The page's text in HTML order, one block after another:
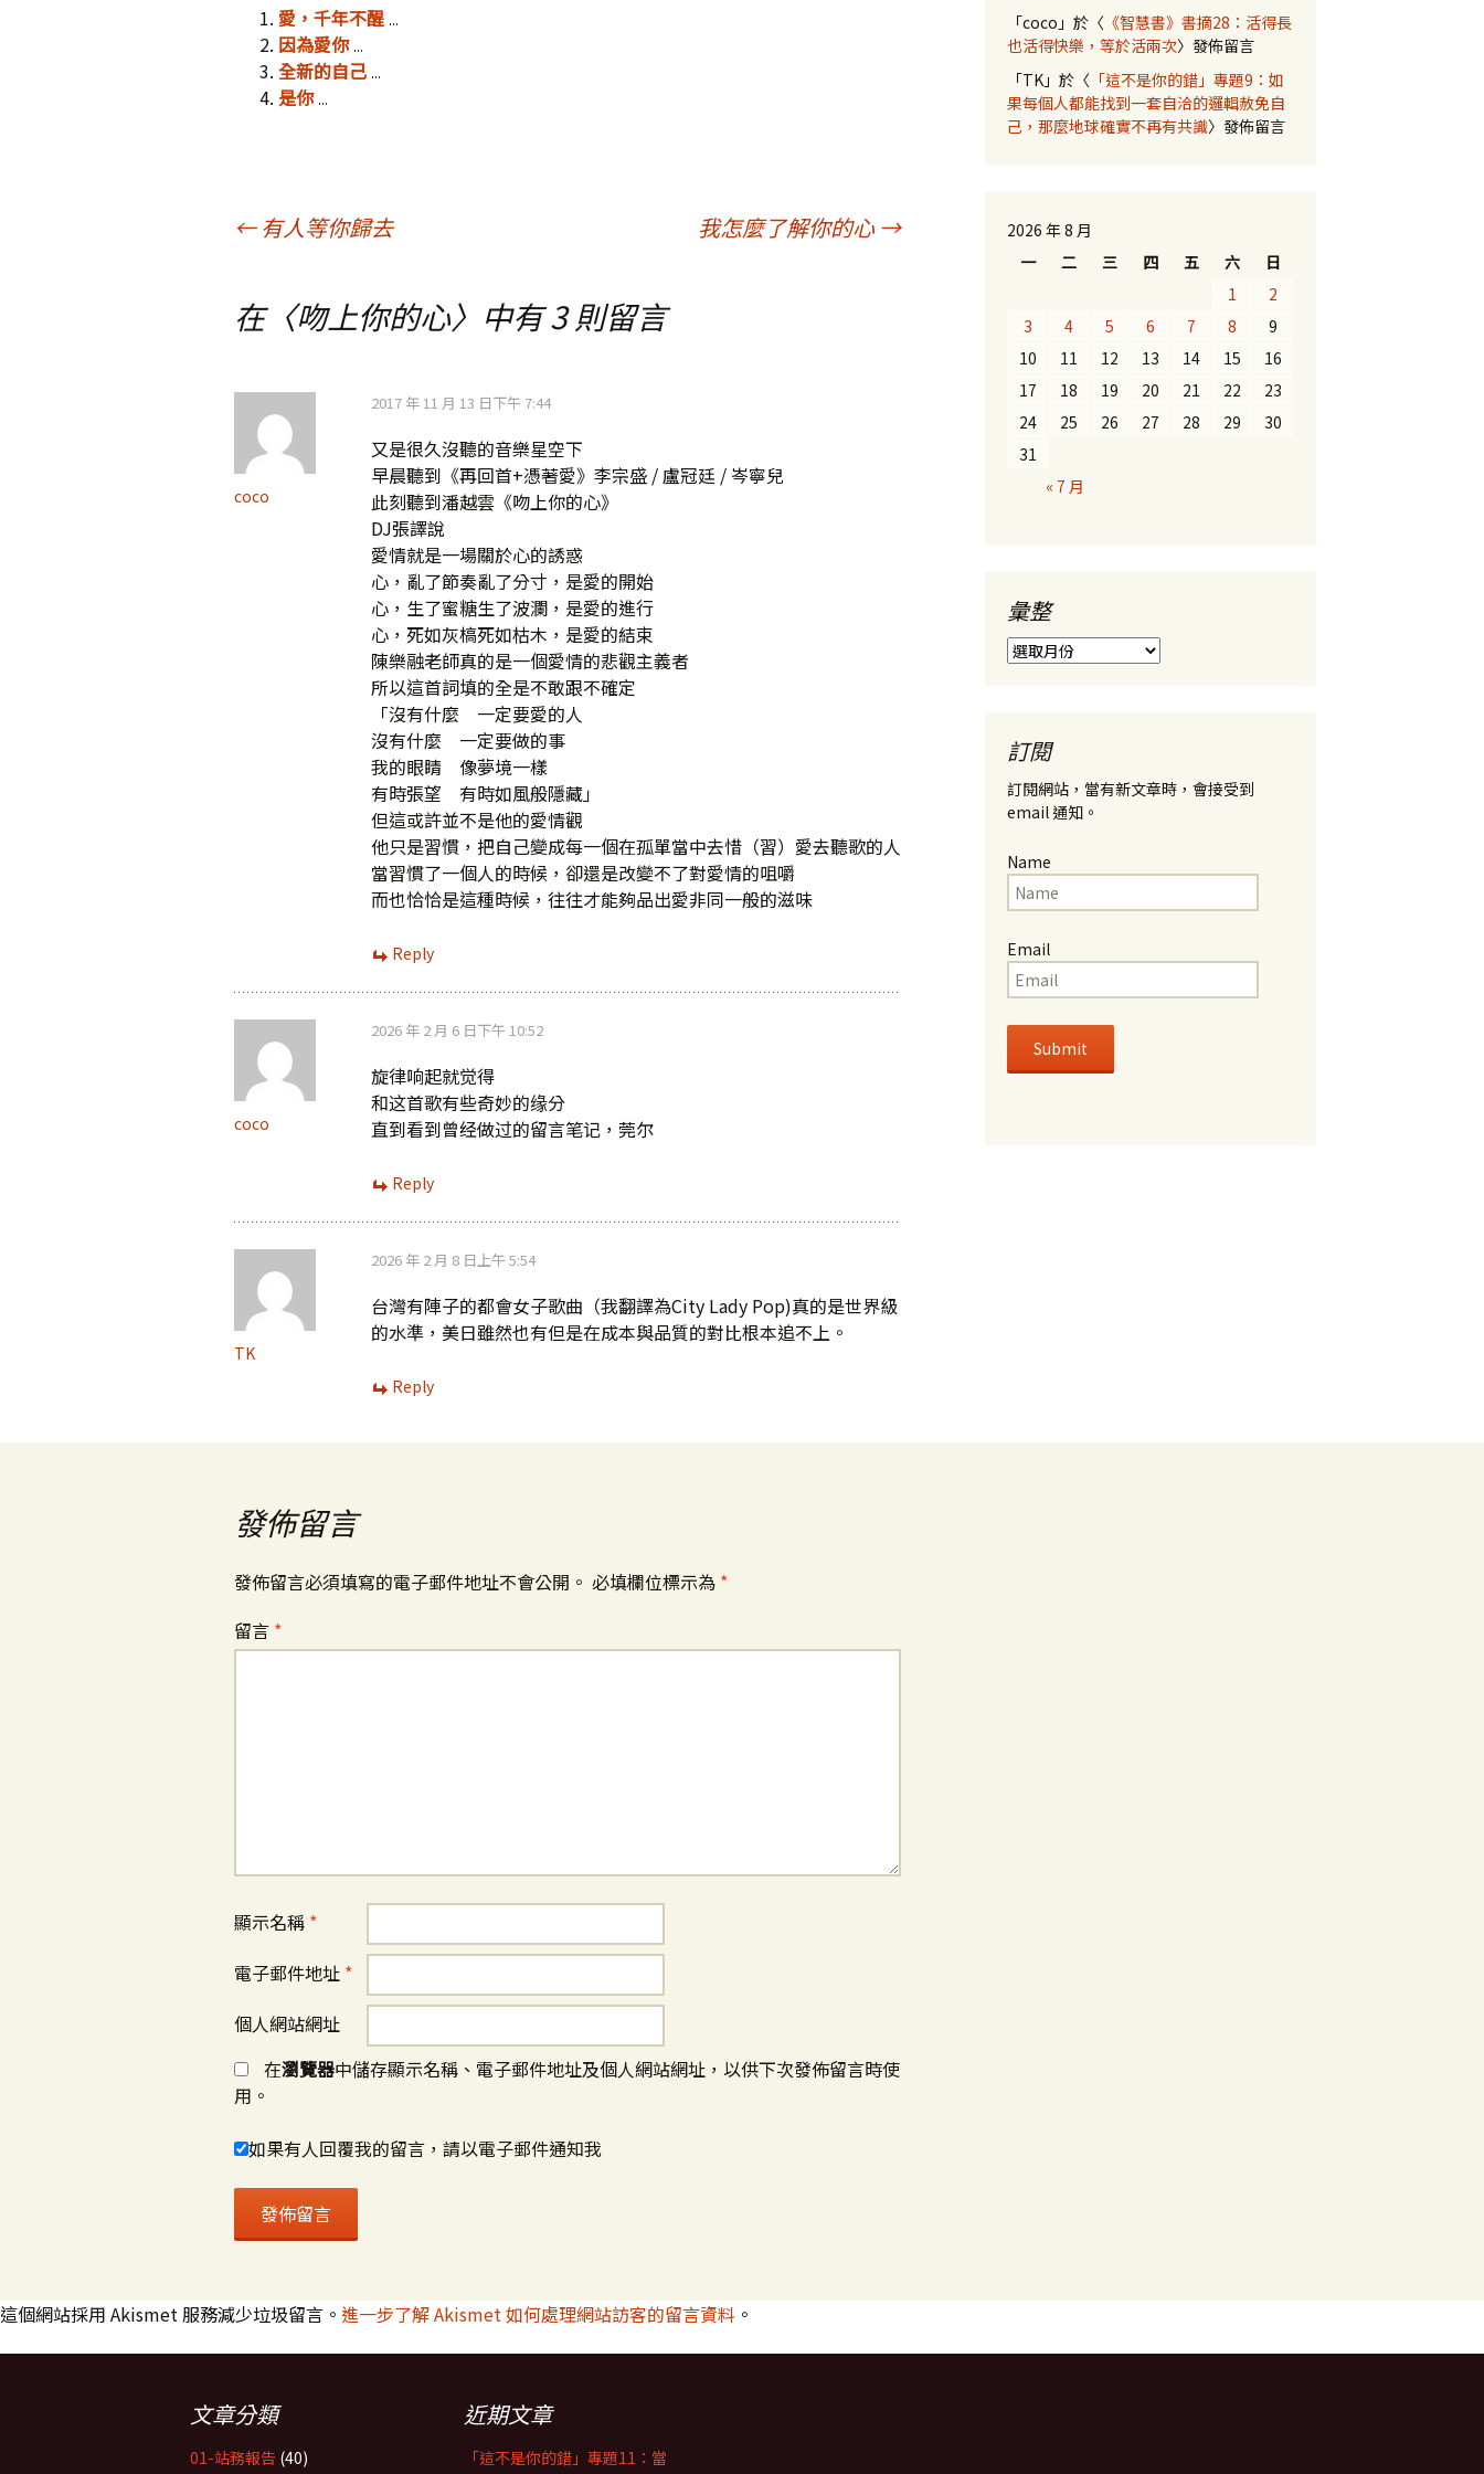
愛，千年不醒 ...
因為愛你 ...
全新的自己 ...
是你 ...
←有人等你歸去 我怎麼了解你的心 →
在〈吻上你的心〉中有 3 則留言
coco
2017 年 11 月 13 日下午 7:44
又是很久沒聽的音樂星空下
早晨聽到《再回首+憑著愛》李宗盛 / 盧冠廷 / 岑寧兒
此刻聽到潘越雲《吻上你的心》
DJ張譯說
愛情就是一場關於心的誘惑
心，亂了節奏亂了分寸，是愛的開始
心，生了蜜糖生了波瀾，是愛的進行
心，死如灰槁死如枯木，是愛的結束
陳樂融老師真的是一個愛情的悲觀主義者
所以這首詞填的全是不敢跟不確定
「沒有什麼 一定要愛的人
沒有什麼 一定要做的事
我的眼睛 像夢境一樣
有時張望 有時如風般隱藏」
但這或許並不是他的愛情觀
他只是習慣，把自己變成每一個在孤單當中去惜（習）愛去聽歌的人
當習慣了一個人的時候，卻還是改變不了對愛情的咀嚼
而也恰恰是這種時候，往往才能夠品出愛非同一般的滋味
Reply
coco
2026 年 2 月 6 日下午 10:52
旋律响起就觉得
和这首歌有些奇妙的缘分
直到看到曾经做过的留言笔记，莞尔
Reply
TK
2026 年 2 月 8 日上午 5:54
台灣有陣子的都會女子歌曲（我翻譯為City Lady Pop)真的是世界級
的水準，美日雖然也有但是在成本與品質的對比根本追不上。
Reply
發佈留言
發佈留言必須填寫的電子郵件地址不會公開。 必填欄位標示為 *
留言 *
顯示名稱 *
電子郵件地址 *
個人網站網址
在瀏覽器中儲存顯示名稱、電子郵件地址及個人網站網址，以供下次發佈留言時使
用。
如果有人回覆我的留言，請以電子郵件通知我
這個網站採用 Akismet 服務減少垃圾留言。 進一步了解 Akismet 如何處理網站訪客的留言資料 。
「coco 」於〈 《智慧書》書摘28：活得長
也活得快樂，等於活兩次〉發佈留言
「TK」於〈 「這不是你的錯」專題9：如
果每個人都能找到一套自洽的邏輯赦免自
己，那麼地球確實不再有共識〉發佈留言
2026 年 8 月
一
二 三 四 五 六
日
1
2
3
4 5 6 7 8
9
10
11 12 13 14 15
16
17
18 19 20 21 22
23
24
25 26 27 28 29
30
31
« 7 月
彙整
彙
整
訂閱
訂閱網站，當有新文章時，會接受到
email 通知。
Name
Email
文章分類
01-站務報告 (40)
近期文章
「這不是你的錯」專題11：當